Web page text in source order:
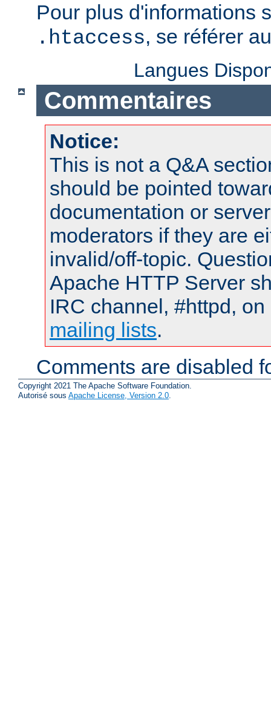
Pour plus d'informations
.htaccess, se référer
Langues
Commentaires
Notice:
This is not a Q&A
should be pointed
documentation or
moderators if they are
invalid/off-topic.
Apache HTTP Server
IRC channel, #httpd,
mailing lists.
Comments are disabled
Copyright 2021 The Apache Software Foundation.
Autorisé sous Apache License, Version 2.0.